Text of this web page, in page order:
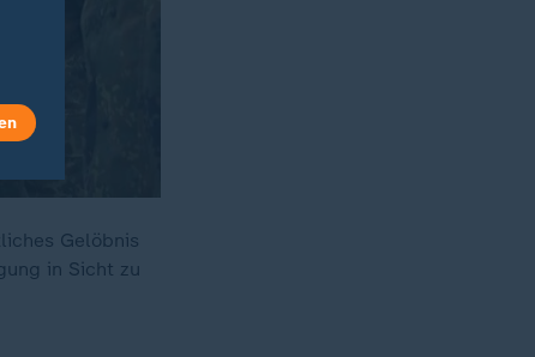
Gelöbnis
in Sicht zu